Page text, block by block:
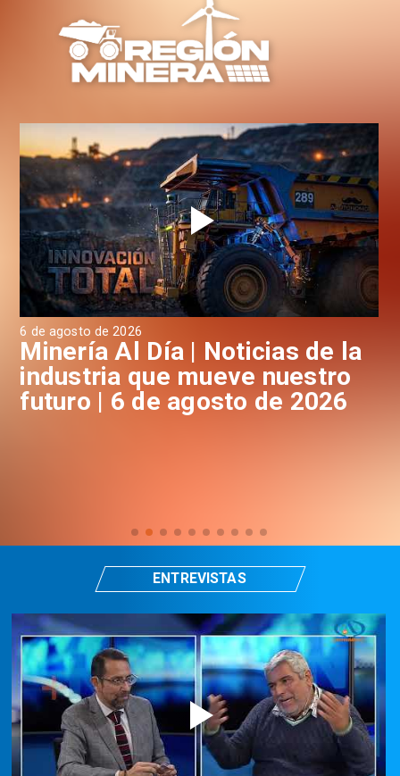
6 de agosto de 2026
Minería Al Día | Noticias de la
industria que mueve nuestro
futuro | 6 de agosto de 2026
ENTREVISTAS